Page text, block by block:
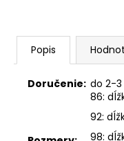
Popis
Doručenie: do 2-
86:
92:
98: